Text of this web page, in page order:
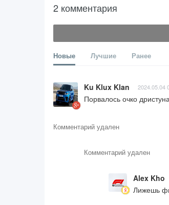
2 комментария
Новые Лучшие Ранее
Ku Klux Klan 2024.05.04
Порвалось очко дристуна
Комментарий удален
Комментарий удален
Alex Kho
Лижешь